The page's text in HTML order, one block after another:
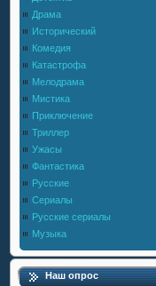
Драма
Исторический
Комедия
Катастрофа
Мелодрама
Мистика
Приключение
Триллер
Ужасы
Фантастика
Русские
Сериалы
Русские сериалы
Музыка
Наш опрос